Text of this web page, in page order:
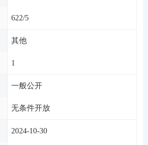
622/5
其他
1
一般公开
无条件开放
2024-10-30